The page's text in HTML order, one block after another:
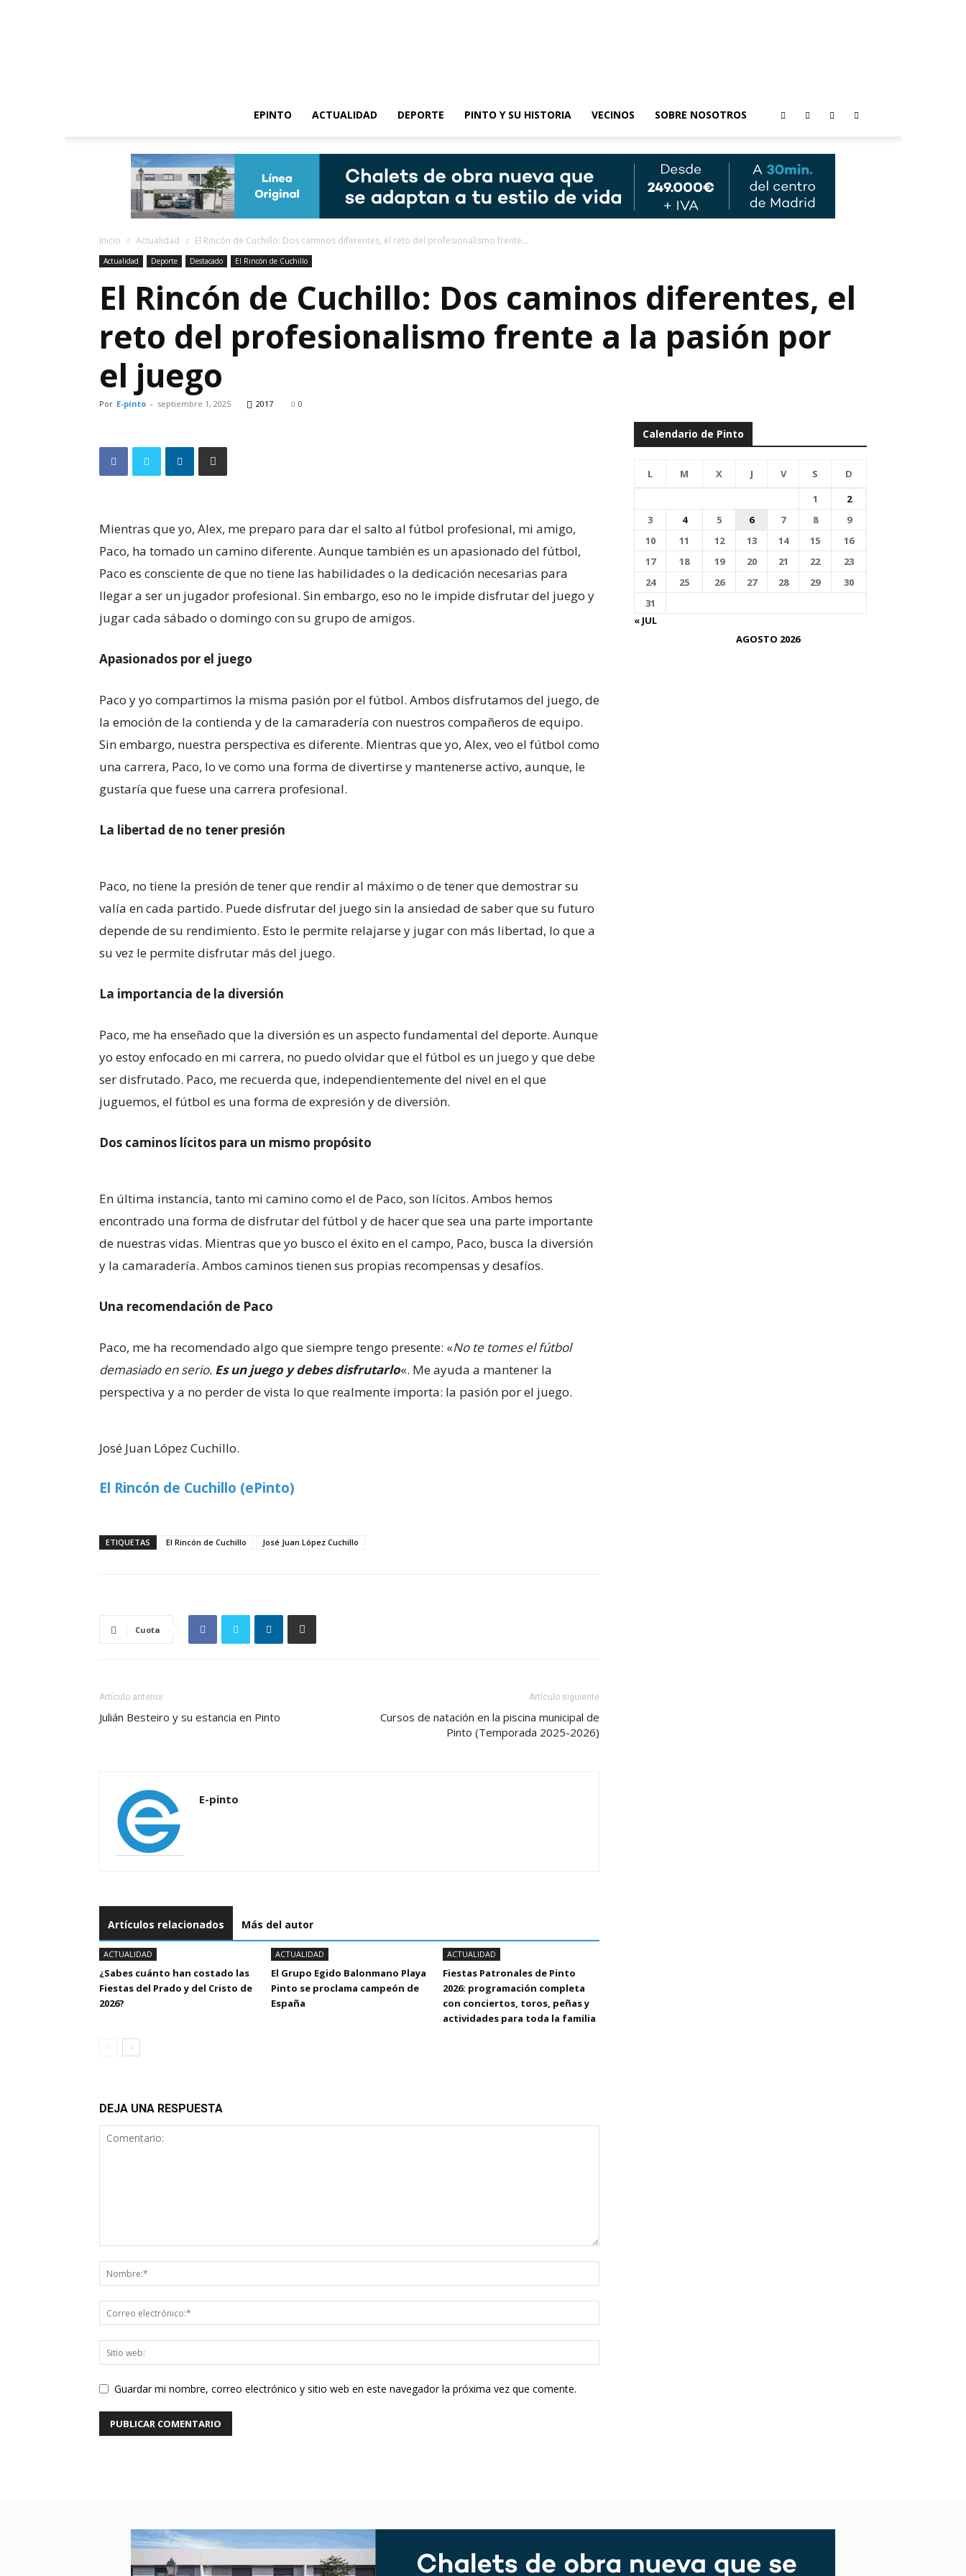
EPINTO
ACTUALIDAD DEPORTE PINTO Y SU HISTORIA VECINOS SOBRE NOSOTROS
Inicio Actualidad El Rincón de Cuchillo: Dos caminos diferentes, el reto del profesionalismo frente...
Actualidad Deporte Destacado El Rincón de Cuchillo
El Rincón de Cuchillo: Dos caminos diferentes, el
reto del profesionalismo frente a la pasión por
el juego
Por E-pinto - septiembre 1, 2025 2017 0
Mientras que yo, Alex, me preparo para dar el salto al fútbol profesional, mi amigo,
Paco, ha tomado un camino diferente. Aunque también es un apasionado del fútbol,
Paco es consciente de que no tiene las habilidades o la dedicación necesarias para
llegar a ser un jugador profesional. Sin embargo, eso no le impide disfrutar del juego y
jugar cada sábado o domingo con su grupo de amigos.
Apasionados por el juego
Paco y yo compartimos la misma pasión por el fútbol. Ambos disfrutamos del juego, de
la emoción de la contienda y de la camaradería con nuestros compañeros de equipo.
Sin embargo, nuestra perspectiva es diferente. Mientras que yo, Alex, veo el fútbol como
una carrera, Paco, lo ve como una forma de divertirse y mantenerse activo, aunque, le
gustaría que fuese una carrera profesional.
La libertad de no tener presión
Paco, no tiene la presión de tener que rendir al máximo o de tener que demostrar su
valía en cada partido. Puede disfrutar del juego sin la ansiedad de saber que su futuro
depende de su rendimiento. Esto le permite relajarse y jugar con más libertad, lo que a
su vez le permite disfrutar más del juego.
La importancia de la diversión
Paco, me ha enseñado que la diversión es un aspecto fundamental del deporte. Aunque
yo estoy enfocado en mi carrera, no puedo olvidar que el fútbol es un juego y que debe
ser disfrutado. Paco, me recuerda que, independientemente del nivel en el que
juguemos, el fútbol es una forma de expresión y de diversión.
Dos caminos lícitos para un mismo propósito
En última instancia, tanto mi camino como el de Paco, son lícitos. Ambos hemos
encontrado una forma de disfrutar del fútbol y de hacer que sea una parte importante
de nuestras vidas. Mientras que yo busco el éxito en el campo, Paco, busca la diversión
y la camaradería. Ambos caminos tienen sus propias recompensas y desafíos.
Una recomendación de Paco
Paco, me ha recomendado algo que siempre tengo presente: «No te tomes el fútbol
demasiado en serio. Es un juego y debes disfrutarlo«. Me ayuda a mantener la
perspectiva y a no perder de vista lo que realmente importa: la pasión por el juego.
José Juan López Cuchillo.
El Rincón de Cuchillo (ePinto)
ETIQUETAS El Rincón de Cuchillo José Juan López Cuchillo
Cuota
Artículo anterior
Julián Besteiro y su estancia en Pinto
Artículo siguiente
Cursos de natación en la piscina municipal de
Pinto (Temporada 2025-2026)
E-pinto
Artículos relacionados Más del autor
ACTUALIDAD
¿Sabes cuánto han costado las
Fiestas del Prado y del Cristo de
2026?
ACTUALIDAD
El Grupo Egido Balonmano Playa
Pinto se proclama campeón de
España
ACTUALIDAD
Fiestas Patronales de Pinto
2026: programación completa
con conciertos, toros, peñas y
actividades para toda la familia
DEJA UNA RESPUESTA
Guardar mi nombre, correo electrónico y sitio web en este navegador la próxima vez que comente.
Calendario de Pinto
AGOSTO 2026
L M X J V S
D
1
2
3
4 5 6 7 8
9
10
11 12 13 14 15
16
17
18 19 20 21 22
23
24
25 26 27 28 29
30
31
« JUL